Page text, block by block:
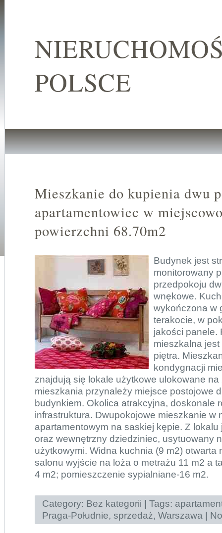
POLSCE
Mieszkanie do kupienia dwu
apartamentowiec w
powierzchni 68.70m2
Budynek jest
monitorowany
przedpokoju
wnękowe.
wykończona w
terakocie, w
jakości panele.
mieszkalna
piętra.
kondygnacji
znajdują się lokale użytkowe ulokowane
mieszkania przynależy miejsce postojowe
budynkiem. Okolica atrakcyjna, doskonale
infrastruktura. Dwupokojowe mieszkanie w
apartamentowym na saskiej kępie. Z
oraz wewnętrzny dziedziniec, usytuowany
użytkowymi. Widna kuchnia (9 m2) otwarta
salonu wyjście na loża o metrażu 11 m2 a
4 m2; pomieszczenie sypialniane-16 m2.
Category: Bez kategorii Tags:
Praga-Południe, sprzedaż, Warszawa